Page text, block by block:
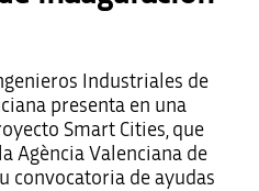
Industriales de
presenta en una
Smart Cities, que
Agència Valenciana de
convocatoria de ayudas